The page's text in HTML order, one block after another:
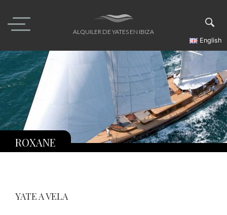
content
ALQUILER DE YATES EN IBIZA
English
ROXANE
YATE A VELA